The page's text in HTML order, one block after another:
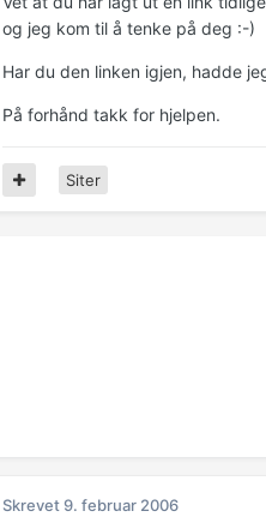
og jeg kom til å tenke på deg :-)
Har du den linken igjen, hadde
På forhånd takk for hjelpen.
Siter
Skrevet9. februar 2006